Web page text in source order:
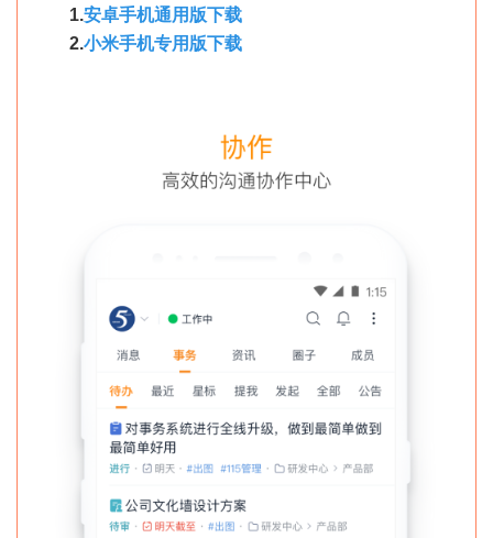
1.安卓手机通用版下载
2.小米手机专用版下载